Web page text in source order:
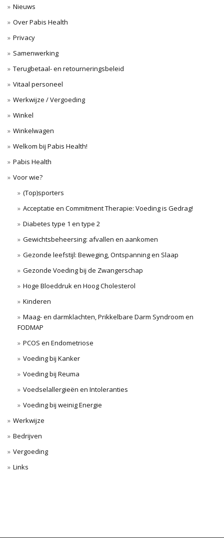
Nieuws
Over Pabis Health
Privacy
Samenwerking
Terugbetaal- en retourneringsbeleid
Vitaal personeel
Werkwijze / Vergoeding
Winkel
Winkelwagen
Welkom bij Pabis Health!
Pabis Health
Voor wie?
(Top)sporters
Acceptatie en Commitment Therapie: Voeding is Gedrag!
Diabetes type 1 en type 2
Gewichtsbeheersing: afvallen en aankomen
Gezonde leefstijl: Beweging, Ontspanning en Slaap
Gezonde Voeding bij de Zwangerschap
Hoge Bloeddruk en Hoog Cholesterol
Kinderen
Maag- en darmklachten, Prikkelbare Darm Syndroom en
FODMAP
PCOS en Endometriose
Voeding bij Kanker
Voeding bij Reuma
Voedselallergieën en Intoleranties
Voeding bij weinig Energie
Werkwijze
Bedrijven
Vergoeding
Links